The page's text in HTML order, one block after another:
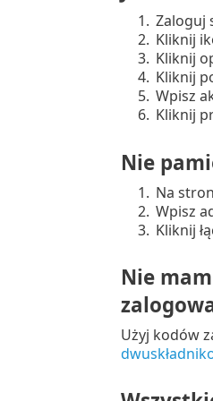
1. Zaloguj
2. Kliknij
3. Kliknij
4. Kliknij
5. Wpisz
6. Kliknij
Nie
1. Na
2. Wpisz
3. Kliknij
Nie
Użyj kodów